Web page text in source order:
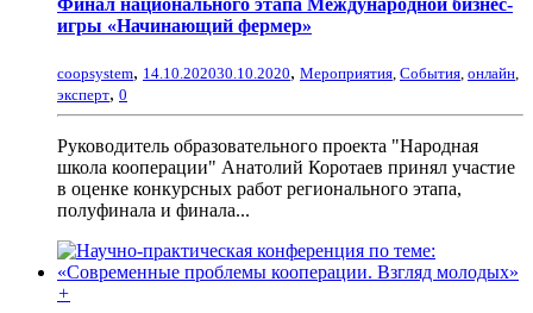
Финал национального этапа Международной бизнес-
игры «Начинающий фермер»
coopsystem, 14.10.202030.10.2020, Мероприятия, События, онлайн,
эксперт, 0
Руководитель образовательного проекта "Народная
школа кооперации" Анатолий Коротаев принял участие
в оценке конкурсных работ регионального этапа,
полуфинала и финала...
+